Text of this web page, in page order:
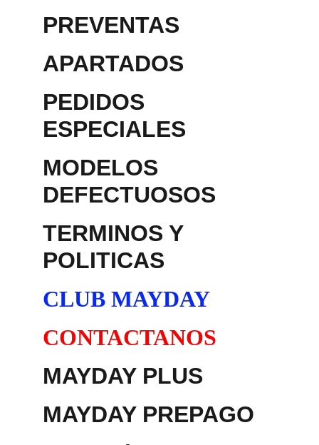
PREVENTAS
APARTADOS
PEDIDOS
ESPECIALES
MODELOS
DEFECTUOSOS
TERMINOS Y
POLITICAS
CLUB MAYDAY
MAYDAY PLUS
MAYDAY PREPAGO
CONTACTANOS